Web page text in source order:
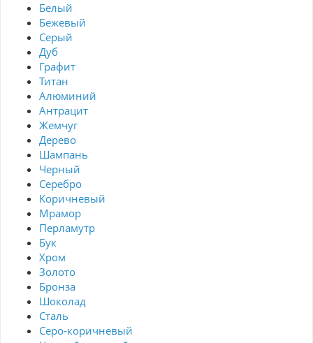
Белый
Бежевый
Серый
Дуб
Графит
Титан
Алюминий
Антрацит
Жемчуг
Дерево
Шампань
Черный
Серебро
Коричневый
Мрамор
Перламутр
Бук
Хром
Золото
Бронза
Шоколад
Сталь
Серо-коричневый